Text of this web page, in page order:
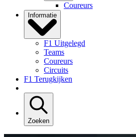
Coureurs
Informatie
F1 Uitgelegd
Teams
Coureurs
Circuits
F1 Terugkijken
Zoeken